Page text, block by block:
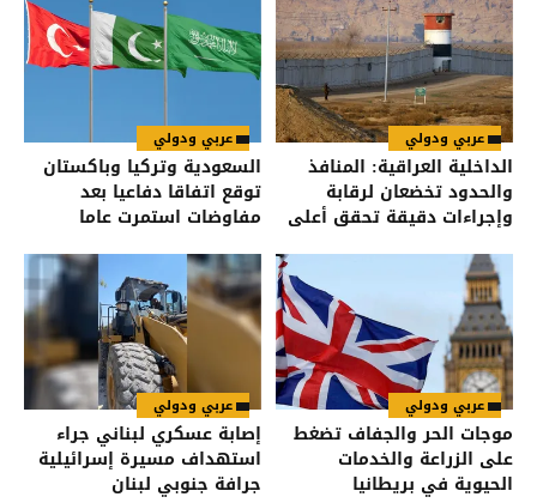
عربي ودولي
الداخلية العراقية: المنافذ
والحدود تخضعان لرقابة
وإجراءات دقيقة تحقق أعلى
عربي ودولي
السعودية وتركيا وباكستان
توقع اتفاقا دفاعيا بعد
مفاوضات استمرت عاما
عربي ودولي
موجات الحر والجفاف تضغط
على الزراعة والخدمات
الحيوية في بريطانيا
عربي ودولي
إصابة عسكري لبناني جراء
استهداف مسيرة إسرائيلية
جرافة جنوبي لبنان